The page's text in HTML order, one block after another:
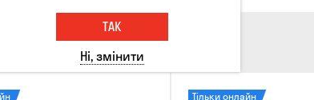
Тільки онлайн
ТАК
Ні, змінити